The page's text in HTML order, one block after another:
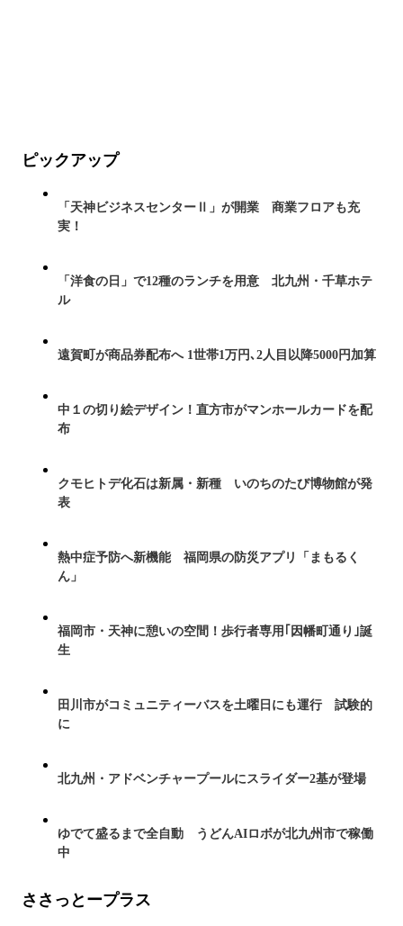
ピックアップ
「天神ビジネスセンターⅡ」が開業 商業フロアも充
実！
「洋食の日」で12種のランチを用意 北九州・千草ホテ
ル
遠賀町が商品券配布へ 1世帯1万円､2人目以降5000円加算
中１の切り絵デザイン！直方市がマンホールカードを配
布
クモヒトデ化石は新属・新種 いのちのたび博物館が発
表
熱中症予防へ新機能 福岡県の防災アプリ「まもるく
ん」
福岡市・天神に憩いの空間！歩行者専用｢因幡町通り｣誕
生
田川市がコミュニティーバスを土曜日にも運行 試験的
に
北九州・アドベンチャープールにスライダー2基が登場
ゆでて盛るまで全自動 うどんAIロボが北九州市で稼働
中
ささっとープラス